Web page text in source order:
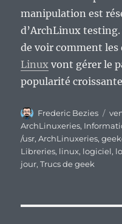
manipulation est
d’ArchLinux
de voir comment
Linux vont gérer le
popularité
Auteur
Frederic Bezies
le
ArchLinuxeries,
Étiquettes
/usr,ArchLinuxeries,
Libreries, linux, logiciel,
jour,Trucs de geek